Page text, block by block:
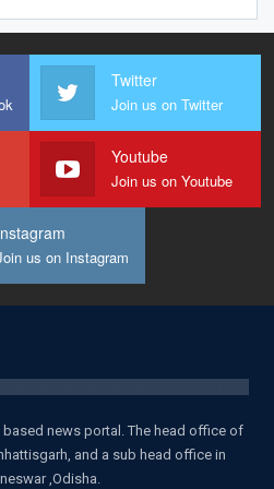
Twitter
Join us on Twitter
Youtube
Join us on Youtube
us on Instagram
news portal. The head office of
and a sub head office in
,Odisha.